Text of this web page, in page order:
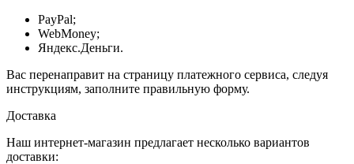
PayPal;
WebMoney;
Яндекс.Деньги.
Вас перенаправит на страницу платежного сервиса, следуя
инструкциям, заполните правильную форму.
Доставка
Наш интернет-магазин предлагает несколько вариантов
доставки: